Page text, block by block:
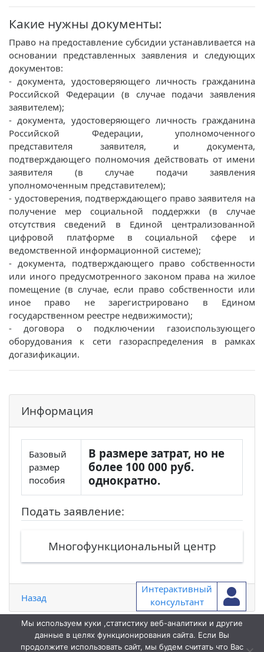
Какие нужны документы:
Право на предоставление субсидии устанавливается на
основании представленных заявления и следующих
документов:
- документа, удостоверяющего личность гражданина
Российской Федерации (в случае подачи заявления
заявителем);
- документа, удостоверяющего личность гражданина
Российской Федерации, уполномоченного
представителя заявителя, и документа,
подтверждающего полномочия действовать от имени
заявителя (в случае подачи заявления
уполномоченным представителем);
- удостоверения, подтверждающего право заявителя на
получение мер социальной поддержки (в случае
отсутствия сведений в Единой централизованной
цифровой платформе в социальной сфере и
ведомственной информационной системе);
- документа, подтверждающего право собственности
или иного предусмотренного законом права на жилое
помещение (в случае, если право собственности или
иное право не зарегистрировано в Едином
государственном реестре недвижимости);
- договора о подключении газоиспользующего
оборудования к сети газораспределения в рамках
догазификации.
Информация
Базовый
размер
пособия
В размере затрат, но не
более 100 000 руб.
однократно.
Подать заявление:
Многофункциональный центр
Назад
Интерактивный
консультант
Мы используем куки ,статистику веб-аналитики и другие
данные в целях функционирования сайта. Если Вы
продолжите использовать сайт, мы будем считать что Вас